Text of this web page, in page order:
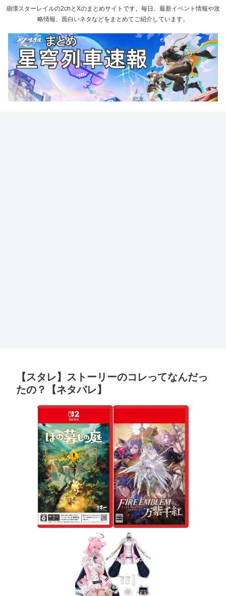
崩壊スターレイルの2chとXのまとめサイトです。毎日、最新イベント情報や攻
略情報、面白いネタなどをまとめてご紹介しています。
【スタレ】ストーリーのコレってなんだっ
たの？【ネタバレ】